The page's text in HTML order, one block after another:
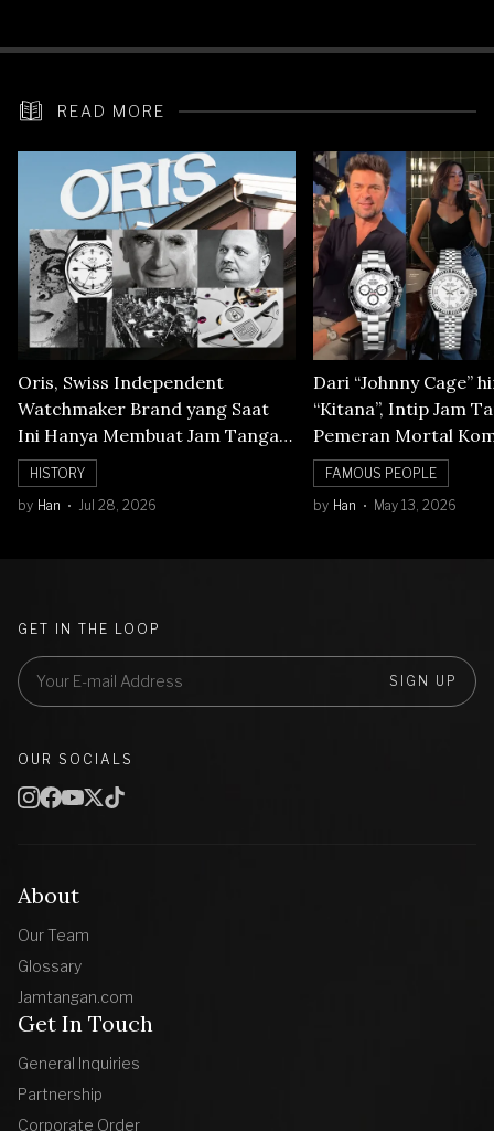
READ MORE
Oris, Swiss Independent
Watchmaker Brand yang Saat
Ini Hanya Membuat Jam Tangan
Mechanical
HISTORY
by Han Jul 28, 2026
Dari “Johnny Cage”
“Kitana”, Intip Jam
Pemeran Mortal
FAMOUS PEOPLE
by Han May 13, 2026
About
Our Team
Glossary
Jamtangan.com
Get In Touch
General Inquiries
Partnership
Corporate Order
GET IN THE LOOP
SIGN UP
OUR SOCIALS